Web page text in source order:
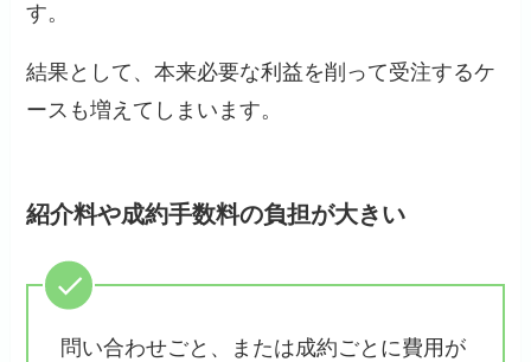
す。
結果として、本来必要な利益を削って受注するケ
ースも増えてしまいます。
紹介料や成約手数料の負担が大きい
問い合わせごと、または成約ごとに費用が